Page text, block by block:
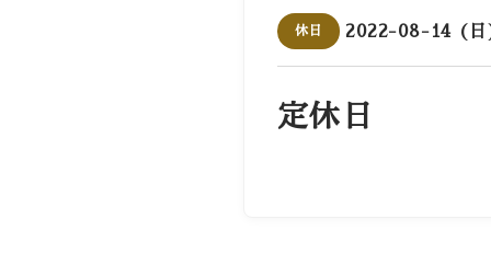
休日 2022-08-14 (日
定休日